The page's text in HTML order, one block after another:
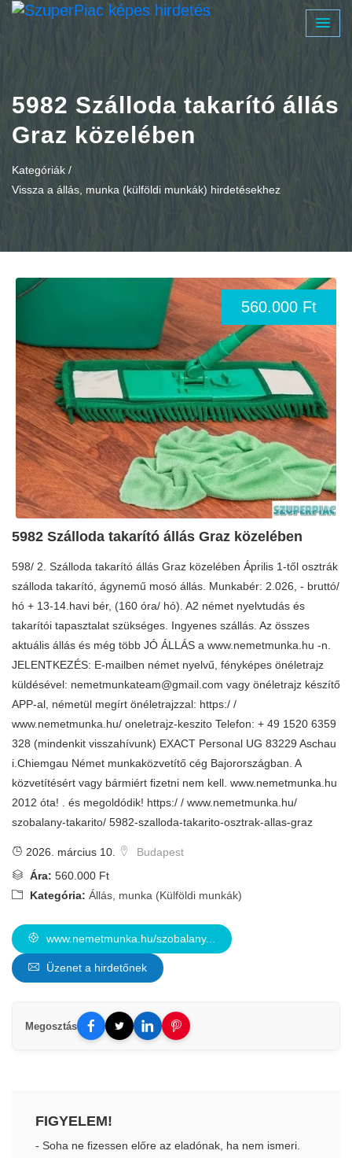
5982 Szálloda takarító állás
Graz közelében
Kategóriák /
Vissza a állás, munka (külföldi munkák) hirdetésekhez
560.000 Ft
5982 Szálloda takarító állás Graz közelében
598/ 2. Szálloda takarító állás Graz közelében Április 1-től osztrák
szálloda takarító, ágynemű mosó állás. Munkabér: 2.026, - bruttó/
hó + 13-14.havi bér, (160 óra/ hó). A2 német nyelvtudás és
takarítói tapasztalat szükséges. Ingyenes szállás. Az összes
aktuális állás és még több JÓ ÁLLÁS a www.nemetmunka.hu -n.
JELENTKEZÉS: E-mailben német nyelvű, fényképes önéletrajz
küldésével: nemetmunkateam@gmail.com vagy önéletrajz készítő
APP-al, németül megírt önéletrajzzal: https:/ /
www.nemetmunka.hu/ oneletrajz-keszito Telefon: + 49 1520 6359
328 (mindenkit visszahívunk) EXACT Personal UG 83229 Aschau
i.Chiemgau Német munkaközvetítő cég Bajorországban. A
közvetítésért vagy bármiért fizetni nem kell. www.nemetmunka.hu
2012 óta! . és megoldódik! https:/ / www.nemetmunka.hu/
szobalany-takarito/ 5982-szalloda-takarito-osztrak-allas-graz
2026. március 10.
Budapest
Ára: 560.000 Ft
Kategória: Állás, munka (Külföldi munkák)
www.nemetmunka.hu/szobalany...
Üzenet a hirdetőnek
Megosztás
FIGYELEM!
- Soha ne fizessen előre az eladónak, ha nem ismeri.